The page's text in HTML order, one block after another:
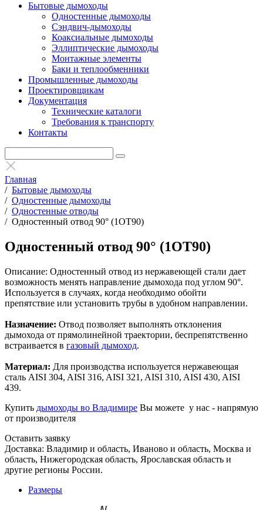
Бытовые дымоходы
Одностенные дымоходы
Сэндвич-дымоходы
Коаксиальные дымоходы
Эллиптические дымоходы
Монтажные элементы
Баки и теплообменники
Промышленные дымоходы
Проектировщикам
Документация
Технические каталоги
Требования к транспорту
Контакты
Главная
/ Бытовые дымоходы
/ Одностенные дымоходы
/ Одностенные отводы
/ Одностенный отвод 90° (1ОТ90)
Одностенный отвод 90° (1ОТ90)
Описание: Одностенный отвод из нержавеющей стали дает
возможность менять направление дымохода под углом 90°.
Используется в случаях, когда необходимо обойти
препятствие или установить трубы в удобном направлении.
Назначение: Отвод позволяет выполнять отклонения
дымохода от прямолинейной траектории, беспрепятственно
встраивается в газовый дымоход.
Материал: Для производства используется нержавеющая
сталь AISI 304, AISI 316, AISI 321, AISI 310, AISI 430, AISI
439.
Купить дымоходы во Владимире Вы можете у нас - напрямую
от производителя
Оставить заявку
Доставка: Владимир и область, Иваново и область, Москва и
область, Нижегородская область, Ярославская область и
другие регионы России.
Размеры